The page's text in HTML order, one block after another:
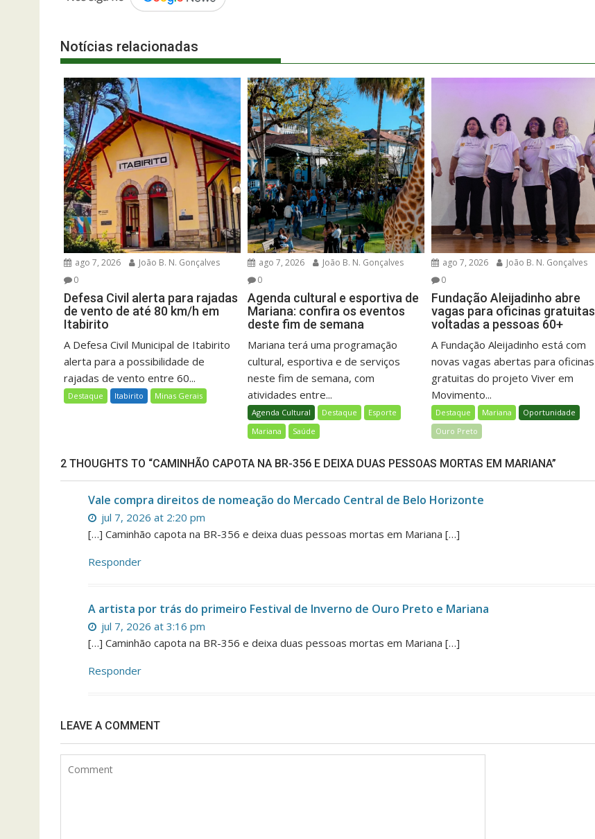
Notícias relacionadas
ago 7, 2026
João B. N. Gonçalves
0
Defesa Civil alerta para rajadas
de vento de até 80 km/h em
Itabirito
A Defesa Civil Municipal de Itabirito
alerta para a possibilidade de
rajadas de vento entre 60...
Destaque Itabirito Minas Gerais
ago 7, 2026
João B. N. Gonçalves
0
Agenda cultural e esportiva de
Mariana: confira os eventos
deste fim de semana
Mariana terá uma programação
cultural, esportiva e de serviços
neste fim de semana, com
atividades entre...
Agenda Cultural Destaque
Esporte
Mariana
Saúde
ago 7, 2026
João B. N. Gonçalves
0
Fundação Aleijadinho abre
vagas para oficinas gratuitas
voltadas a pessoas 60+
A Fundação Aleijadinho está com
novas vagas abertas para oficinas
gratuitas do projeto Viver em
Movimento...
Destaque Mariana
Oportunidade
Ouro Preto
2 THOUGHTS TO “CAMINHÃO CAPOTA NA BR-356 E DEIXA DUAS PESSOAS MORTAS EM MARIANA”
Vale compra direitos de nomeação do Mercado Central de Belo Horizonte
jul 7, 2026 at 2:20 pm
[…] Caminhão capota na BR-356 e deixa duas pessoas mortas em Mariana […]
Responder
A artista por trás do primeiro Festival de Inverno de Ouro Preto e Mariana
jul 7, 2026 at 3:16 pm
[…] Caminhão capota na BR-356 e deixa duas pessoas mortas em Mariana […]
Responder
LEAVE A COMMENT